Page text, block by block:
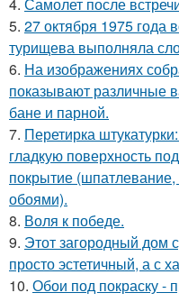
5. 27 октября 1975
турищева выполняла
6. На изображениях
показывают различные
бане и парной.
7. Перетирка
гладкую поверхность
покрытие
обоями).
8. Воля к победе.
9. Этот загородный дом
просто эстетичный, а с
10. Обои под покраску -